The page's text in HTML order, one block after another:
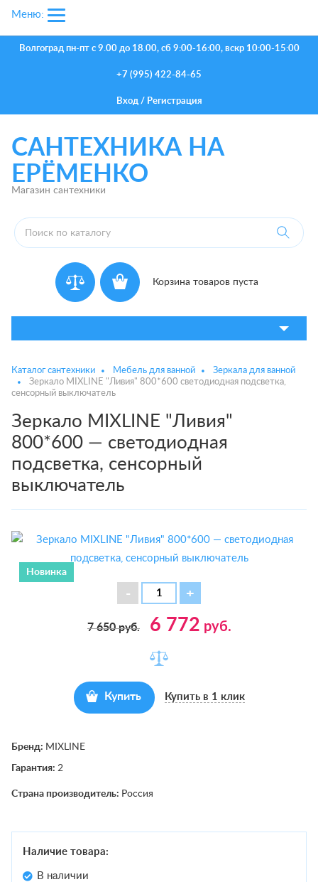
Волгоград пн-пт с 9.00 до 18.00, сб 9:00-16:00, вскр 10:00-15:00
+7 (995) 422-84-65
Вход/ Регистрация
САНТЕХНИКА НА
ЕРЁМЕНКО
Магазин сантехники
Корзина товаров пуста
Меню:
Каталог сантехники Мебель для ванной
Зеркала для ванной
Зеркало MIXLINE "Ливия" 800*600 светодиодная подсветка,
сенсорный выключатель
Зеркало MIXLINE "Ливия"
800*600 — светодиодная
подсветка, сенсорный
выключатель
Новинка
7 650руб. 6 772 руб.
Купить Купить в 1 клик
Бренд: MIXLINE
Гарантия: 2
Страна производитель: Россия
Наличие товара:
В наличии